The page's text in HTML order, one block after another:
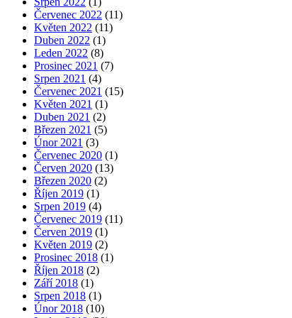
Červenec 2022 (11)
Květen 2022 (11)
Duben 2022 (1)
Leden 2022 (8)
Prosinec 2021 (7)
Srpen 2021 (4)
Červenec 2021 (15)
Květen 2021 (1)
Duben 2021 (2)
Březen 2021 (5)
Únor 2021 (3)
Červenec 2020 (1)
Červen 2020 (13)
Březen 2020 (2)
Říjen 2019 (1)
Srpen 2019 (4)
Červenec 2019 (11)
Červen 2019 (1)
Květen 2019 (2)
Prosinec 2018 (1)
Říjen 2018 (2)
Září 2018 (1)
Srpen 2018 (1)
Únor 2018 (10)